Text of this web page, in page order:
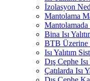
İzolasyon
Mantolama
Bina Isı
BTB Üzerine
Isı Yalıtım
Dış Cephe Isı
Çatılarda Isı